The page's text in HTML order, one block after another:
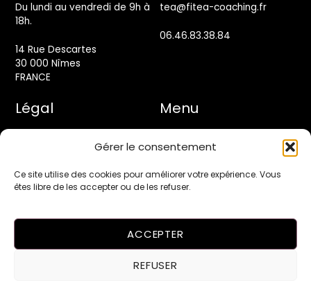
Gérer le consentement
Ce site utilise des cookies pour améliorer votre expérience. Vous
êtes libre de les accepter ou de les refuser.
ACCEPTER
REFUSER
Du lundi au vendredi de 9h à
18h.
14 Rue Descartes
30 000 Nîmes
FRANCE
tea@fitea-coaching.fr
06.46.83.38.84
Légal
Conditions générales de
Webconception.fr
Menu